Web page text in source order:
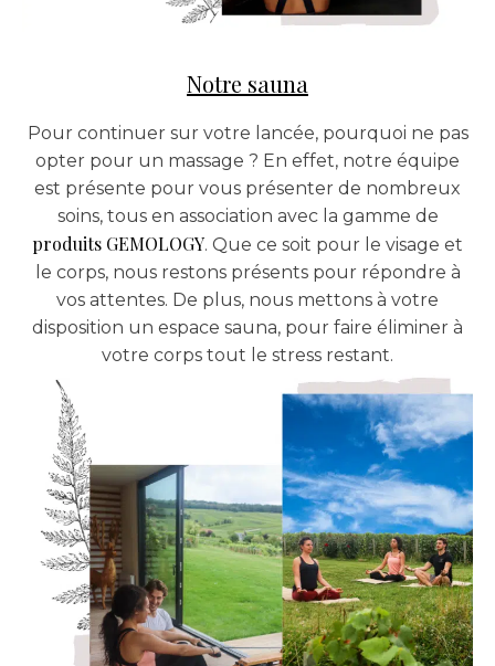
Notre sauna
Pour continuer sur votre lancée, pourquoi ne pas
opter pour un massage ? En effet, notre équipe
est présente pour vous présenter de nombreux
soins, tous en association avec la gamme de
produits GEMOLOGY. Que ce soit pour le visage et
le corps, nous restons présents pour répondre à
vos attentes. De plus, nous mettons à votre
disposition un espace sauna, pour faire éliminer à
votre corps tout le stress restant.